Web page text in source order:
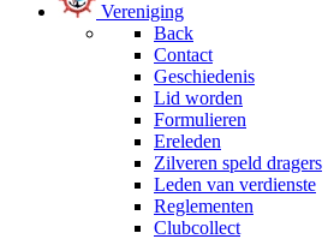
Vereniging
Back
Contact
Geschiedenis
Lid worden
Formulieren
Ereleden
Zilveren speld dragers
Leden van verdienste
Reglementen
Clubcollect